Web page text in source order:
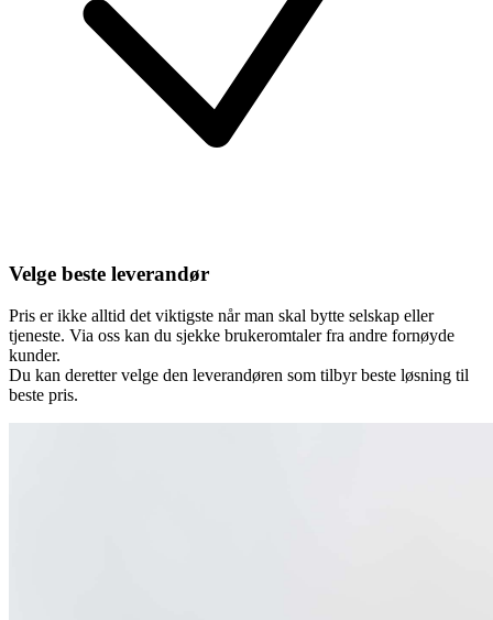
Velge beste leverandør
Pris er ikke alltid det viktigste når man skal bytte selskap eller
tjeneste. Via oss kan du sjekke brukeromtaler fra andre fornøyde
kunder.
Du kan deretter velge den leverandøren som tilbyr beste løsning til
beste pris.